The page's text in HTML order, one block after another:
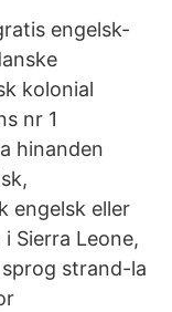
engelsk-
kolonial
nr 1
hinanden
engelsk eller
Sierra Leone,
strand-la